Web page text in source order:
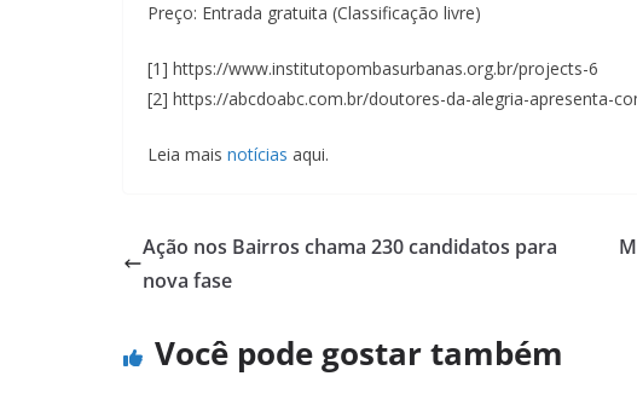
Preço: Entrada gratuita (Classificação livre)
[1] https://www.institutopombasurbanas.org.br/projects-6
[2] https://abcdoabc.com.br/doutores-da-alegria-apresenta-
Leia mais notícias aqui.
Ação nos Bairros chama 230 candidatos para
nova fase
Você pode gostar também